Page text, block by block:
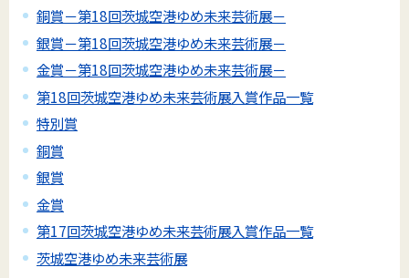
銅賞－第18回茨城空港ゆめ未来芸術展－
銀賞－第18回茨城空港ゆめ未来芸術展－
金賞－第18回茨城空港ゆめ未来芸術展－
第18回茨城空港ゆめ未来芸術展入賞作品一覧
特別賞
銅賞
銀賞
金賞
第17回茨城空港ゆめ未来芸術展入賞作品一覧
茨城空港ゆめ未来芸術展